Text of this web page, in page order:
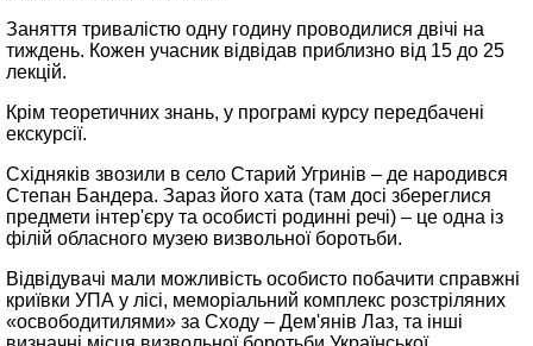
Заняття тривалістю одну годину проводилися двічі на
тиждень. Кожен учасник відвідав приблизно від 15 до 25
лекцій.
Крім теоретичних знань, у програмі курсу передбачені
екскурсії.
Східняків звозили в село Старий Угринів – де народився
Степан Бандера. Зараз його хата (там досі збереглися
предмети інтер'єру та особисті родинні речі) – це одна із
філій обласного музею визвольної боротьби.
Відвідувачі мали можливість особисто побачити справжні
криївки УПА у лісі, меморіальний комплекс розстріляних
«освободитилями» за Сходу – Дем'янів Лаз, та інші